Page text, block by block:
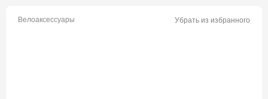
Велоаксессуары Убрать из избранного